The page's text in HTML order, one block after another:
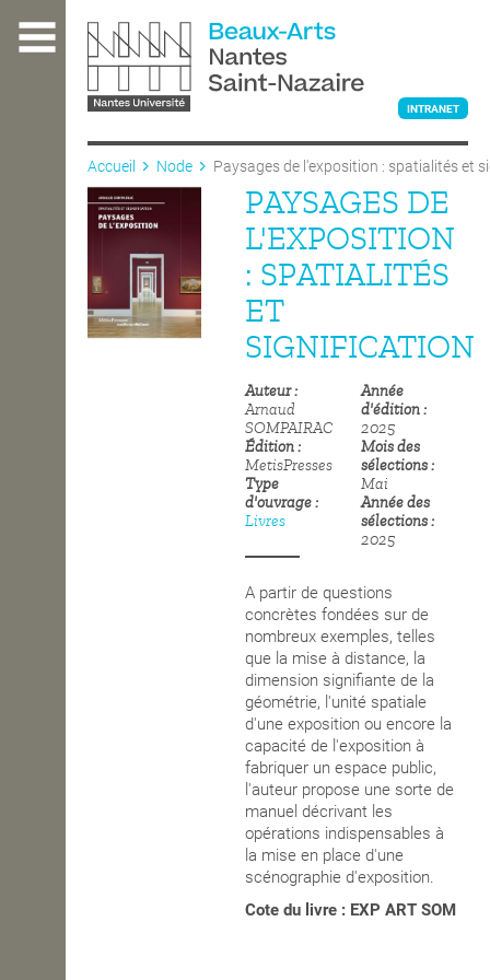
contenu
L'ÉCOLE
ENSEIGNEMENT
INTRANET
Accueil Node Paysages de l'exposition : spatialités et
PAYSAGES DE
L'EXPOSITION
: SPATIALITÉS
ET
SIGNIFICATION
Auteur
Arnaud
SOMPAIRAC
Édition
MetisPresses
Type
d'ouvrage
Livres
Année
d'édition
2025
Mois des
sélections
Mai
Année des
sélections
2025
A partir de questions
concrètes fondées sur de
nombreux exemples, telles
que la mise à distance, la
dimension signifiante de la
géométrie, l'unité spatiale
d'une exposition ou encore la
capacité de l'exposition à
fabriquer un espace public,
l'auteur propose une sorte de
manuel décrivant les
opérations indispensables à
la mise en place d'une
scénographie d'exposition.
Cote du livre : EXP ART SOM